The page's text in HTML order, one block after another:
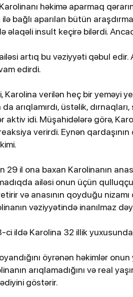
həkimə aparmaq
bağlı aparılan bütün
əlaqəli insult keçirə bilərdi.
artıq bu vəziyyəti qəbul edir.
edirdi.
Karolina verilən heç bir yeməyi
arıqlamırdı, üstəlik,
aktiv idi. Müşahidələrə görə,
verirdi. Eynən
29 il ona baxan Karolinanın
ailəsi onun üçün
və anasının qoyduğu
vəziyyətində inanılmaz
ci ildə Karolina 32 illik
öyrənən həkimlər
arıqlamadığını və real
göstərir.